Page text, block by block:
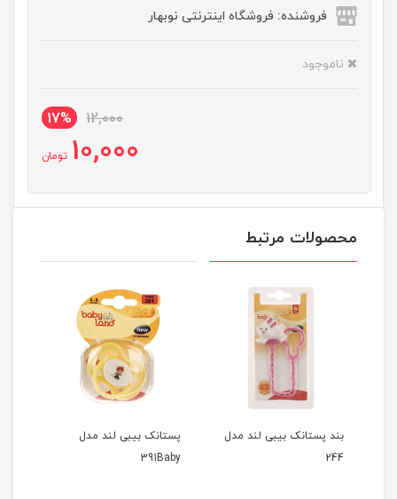
فروشنده: فروشگاه اینترنتی نوبهار
ناموجود
12,000
17%
10,000 تومان
محصولات مرتبط
بند پستانک بیبی لند مدل
244
پستانک بیبی لند مدل
391Baby